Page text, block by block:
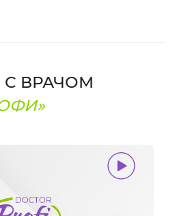
С ВРАЧОМ